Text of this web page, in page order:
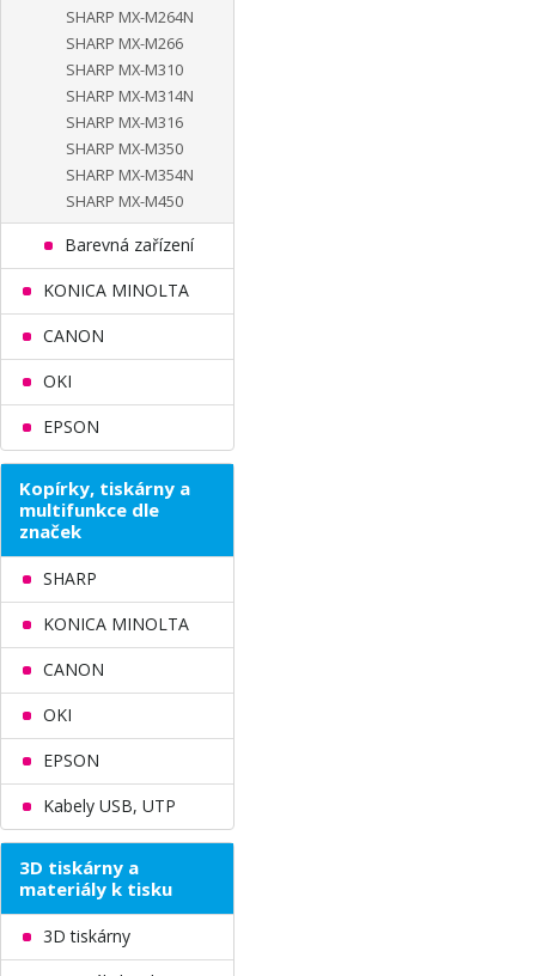
SHARP MX-M264N
SHARP MX-M266
SHARP MX-M310
SHARP MX-M314N
SHARP MX-M316
SHARP MX-M350
SHARP MX-M354N
SHARP MX-M450
Barevná zařízení
KONICA MINOLTA
CANON
OKI
EPSON
Kopírky, tiskárny a
multifunkce dle
značek
SHARP
KONICA MINOLTA
CANON
OKI
EPSON
Kabely USB, UTP
3D tiskárny a
materiály k tisku
3D tiskárny